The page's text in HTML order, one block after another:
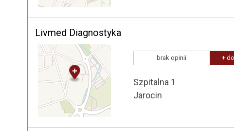
Livmed Diagnostyka
brak opinii +
Szpitalna 1
Jarocin